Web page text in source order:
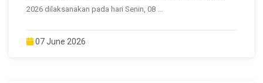
2026 dilaksanakan pada hari Senin, 08 ...
07 June 2026